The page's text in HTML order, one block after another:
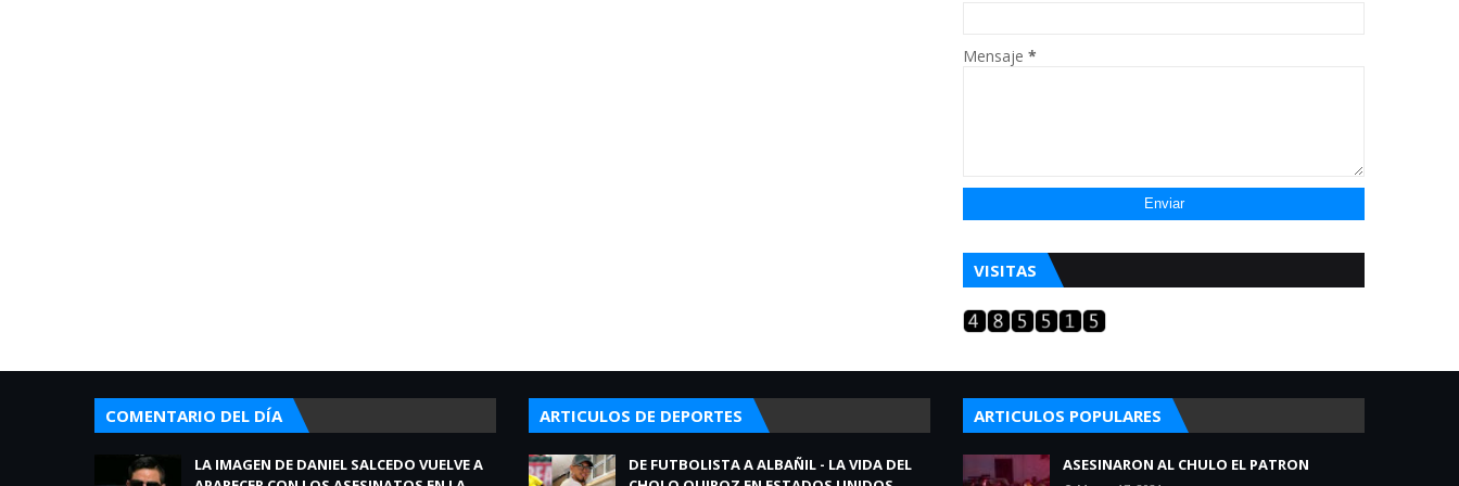
Mensaje *
VISITAS
COMENTARIO DEL DÍA
LA IMAGEN DE DANIEL SALCEDO VUELVE A
ARTICULOS DE DEPORTES
DE FUTBOLISTA A ALBAÑIL - LA VIDA DEL
ARTICULOS POPULARES
ASESINARON AL CHULO EL PATRON